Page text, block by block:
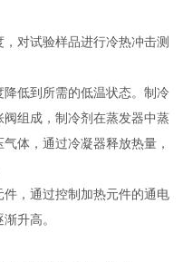
对试验样品进行冷热冲击测
低到所需的低温状态。制冷
组成，制冷剂在蒸发器中蒸
体，通过冷凝器释放热量，
，通过控制加热元件的通电
升高。